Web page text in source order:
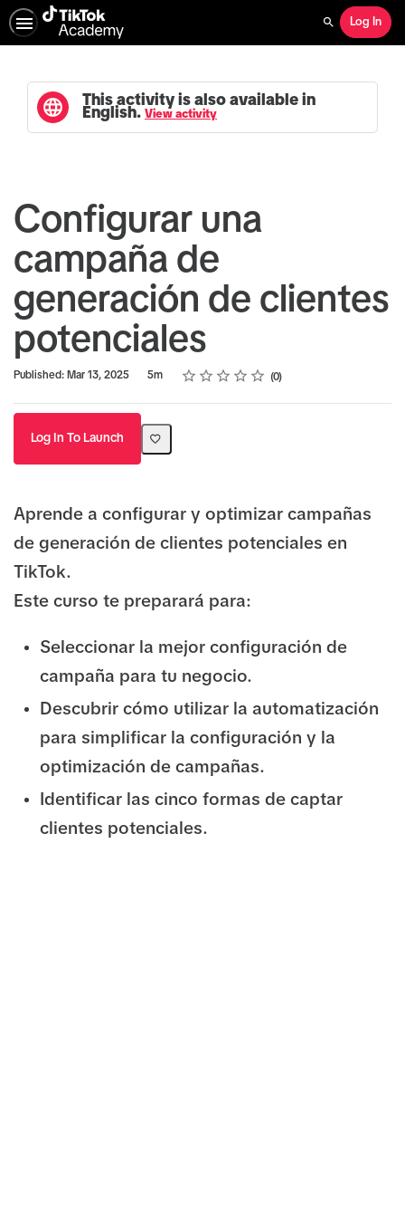
Search
Log In
This activity is also available in
English. View activity
Configurar una
campaña de
generación de clientes
potenciales
Published: Mar 13, 2025
Duration 5m Rating
1 star
2 stars
3 stars
4 stars
5 stars
Average rating: 0 0
No reviews
Log In To Launch
Aprende a configurar y optimizar campañas
de generación de clientes potenciales en
TikTok.
Este curso te preparará para:
Seleccionar la mejor configuración de
campaña para tu negocio.
Descubrir cómo utilizar la automatización
para simplificar la configuración y la
optimización de campañas.
Identificar las cinco formas de captar
clientes potenciales.